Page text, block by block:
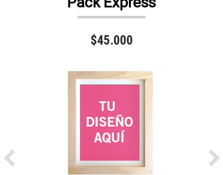
$45.000
Previous